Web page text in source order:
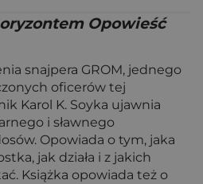
Opowieść
snajpera GROM, jednego
oficerów tej
Karol K. Soyka ujawnia
i sławnego
Opowiada o tym, jaka
jak działa i z jakich
Książka opowiada też o